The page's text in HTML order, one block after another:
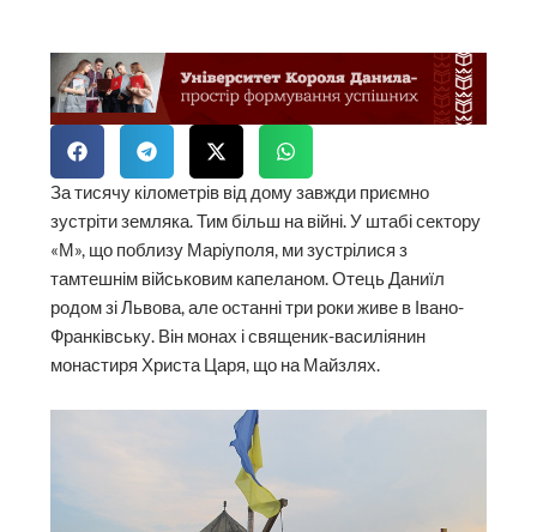
За тисячу кілометрів від дому завжди приємно
зустріти земляка. Тим більш на війні. У штабі сектору
«М», що поблизу Маріуполя, ми зустрілися з
тамтешнім військовим капеланом. Отець Даниїл
родом зі Львова, але останні три роки живе в Івано-
Франківську. Він монах і священик-василіянин
монастиря Христа Царя, що на Майзлях.